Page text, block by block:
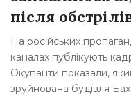
після
На російських
каналах публікують
Окупанти показали,
зруйнована будівля